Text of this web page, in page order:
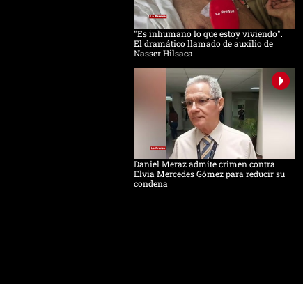
"Es inhumano lo que estoy viviendo".
El dramático llamado de auxilio de
Nasser Hilsaca
Daniel Meraz admite crimen contra
Elvia Mercedes Gómez para reducir su
condena